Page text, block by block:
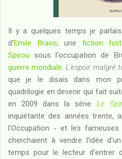
Il y a quelques temps je
d'Emile Bravo, une fiction
Spirou sous l'occupation de
guerre mondiale .L'espoir malgré
que je le disais dans mon
quadrilogie en devenir qui fait
en 2009 dans la série Le
inquiétante des années trente,
l'Occupation - et les fameuses
cherchaient à vendre l'idée
temps pour le lecteur d'entrer